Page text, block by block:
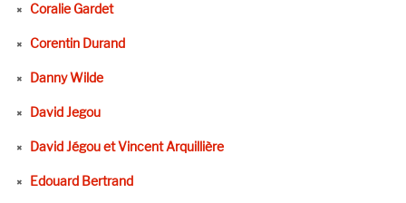
Coralie Gardet
Corentin Durand
Danny Wilde
David Jegou
David Jégou et Vincent Arquillière
Edouard Bertrand